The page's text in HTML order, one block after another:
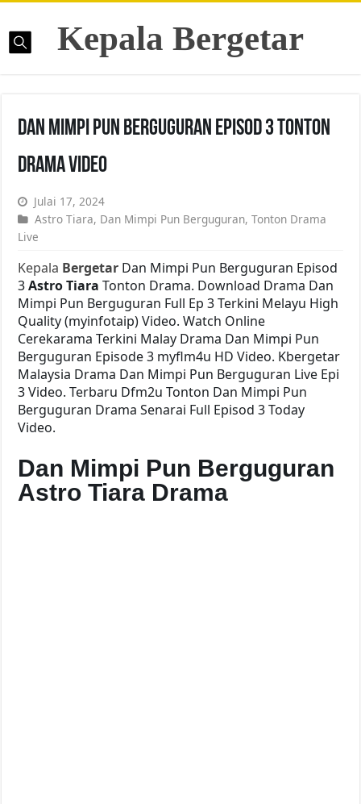
Kepala Bergetar
Dan Mimpi Pun Berguguran Episod 3 Tonton
Drama Video
Julai 17, 2024
Astro Tiara, Dan Mimpi Pun Berguguran,Tonton Drama
Live
Kepala Bergetar Dan Mimpi Pun Berguguran Episod
3Astro TiaraTonton Drama. Download Drama Dan
Mimpi Pun Berguguran Full Ep 3 Terkini Melayu High
Quality (myinfotaip) Video. Watch Online
Cerekarama Terkini Malay Drama Dan Mimpi Pun
Berguguran Episode 3 myflm4u HD Video. Kbergetar
Malaysia Drama Dan Mimpi Pun Berguguran Live Epi
3 Video. Terbaru Dfm2u Tonton Dan Mimpi Pun
Berguguran Drama Senarai Full Episod 3 Today
Video.
Dan Mimpi Pun Berguguran
Astro Tiara Drama